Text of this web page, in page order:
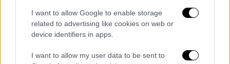
I want to allow Google to enable storage
related to advertising like cookies on web or
device identifiers in apps.
I want to allow my user data to be sent to
της στους Ολυμπιακούς Αγώνες, ενώ η έκτη
θέση είναι η καλύτερη που έχει καταλάβει
ποτέ η χώρα μας σε ομαδικό αγώνισμα σε
Παγκόσμιο Πρωτάθλημα.